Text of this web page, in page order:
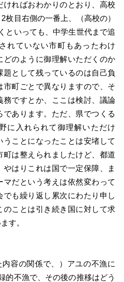
ればおわかりのとおり、高校
枚目右側の一番上、（高校の）
といっても、中学生世代まで追
れていない市町もあったわけ
どのように御理解いただくのか
題として残っているのは自己負
町ごとで異なりますので、そ
務ですとか、ここは検討、議論
あります。ただ、県でつくる
に入れられて御理解いただけ
うことになったことは安堵して
町は整えられましたけど、都道
はりこれは国で一定保障、ま
マだという考えは依然変わって
でも繰り返し累次にわたり申し
のことは引き続き国に対して求
す。
内容の関係で、）アユの不漁に
的不漁で、その後の推移はどう